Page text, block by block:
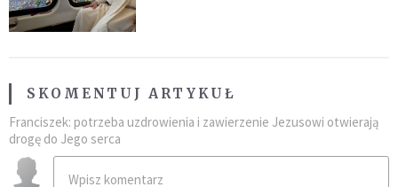
SKOMENTUJ ARTYKUŁ
Franciszek: potrzeba uzdrowienia i zawierzenie Jezusowi otwierają
drogę do Jego serca